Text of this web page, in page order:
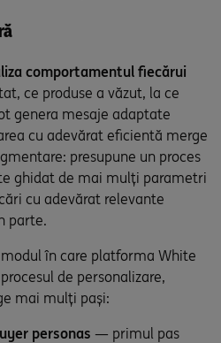
comportamentul fiecărui
ce produse a văzut, la ce
genera mesaje adaptate
cu adevărat eficientă merge
presupune un proces
ghidat de mai mulți parametri
cu adevărat relevante
parte.
în care platforma White
de personalizare,
mai mulți pași:
personas — primul pas